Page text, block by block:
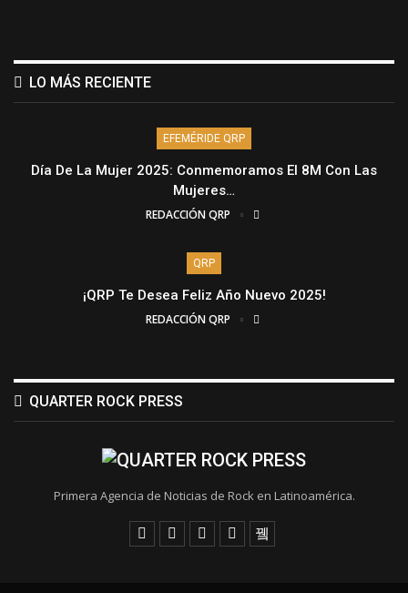
LO MÁS RECIENTE
EFEMÉRIDE QRP
Día De La Mujer 2025: Conmemoramos El 8M Con Las
Mujeres…
REDACCIÓN QRP
QRP
¡QRP Te Desea Feliz Año Nuevo 2025!
REDACCIÓN QRP
QUARTER ROCK PRESS
Primera Agencia de Noticias de Rock en Latinoamérica.